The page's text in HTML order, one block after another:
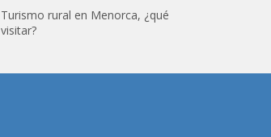
Turismo rural en Menorca, ¿qué
visitar?